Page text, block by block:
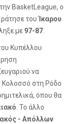
Basket League, ο
τουΊκαρου
με 97-87
Κυπέλλου
να
Κολοσσό στη Ρόδο
όπου θα
. Το άλλο
- Απόλλων